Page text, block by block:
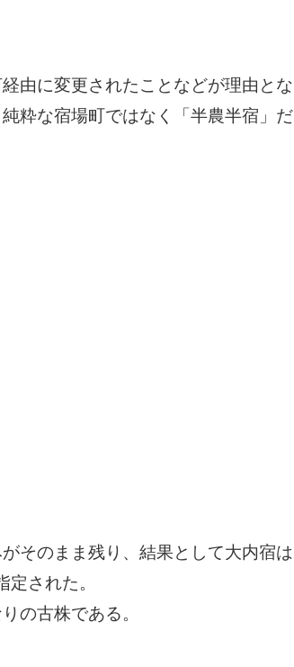
由に変更されたことなどが理由とな
粋な宿場町ではなく「半農半宿」だ
そのまま残り、結果として大内宿は
された。
の古株である。